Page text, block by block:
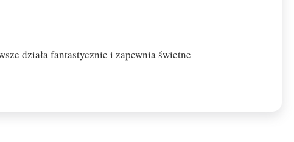
działa fantastycznie i zapewnia świetne